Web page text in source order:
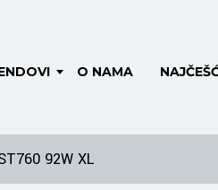
O NAMA
92W XL